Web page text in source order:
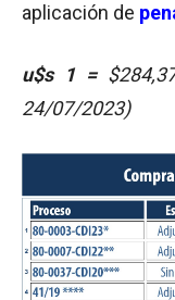
aplicación de
u$s 1 =
24/07/2023)